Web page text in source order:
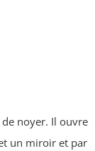
noyer. Il ouvre
un miroir et par